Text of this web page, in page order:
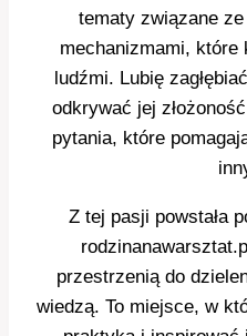
tematy związane
mechanizmami, które
ludźmi. Lubię
odkrywać jej
pytania, które
Z tej pasji powstała
przestrzenią do
wiedzą. To miejsce, w